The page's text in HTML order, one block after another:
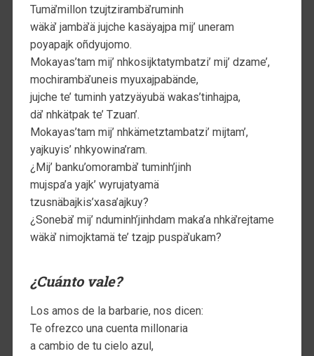
Tumä’millon tzujtzirambä’ruminh
wäkä’ jambä’ä jujche kasäyajpa mij’ uneram
poyapajk oñdyujomo.
Mokayas’tam mij’ nhkosijktatymbatzi’ mij’ dzame’,
mochirambä’uneis myuxajpabände,
jujche te’ tuminh yatzyäyubä wakas’tinhajpa,
dä’ nhkätpak te’ Tzuan’.
Mokayas’tam mij’ nhkämetztambatzi’ mijtam’,
yajkuyis’ nhkyowina’ram.
¿Mij’ banku’omorambä’ tuminh’jinh
mujspa’a yajk’ wyrujatyamä
tzusnäbajkis’xasa’ajkuy?
¿Sonebä’ mij’ nduminh’jinhdam maka’a nhkä’rejtame
wäkä’ nimojktamä te’ tzajp puspä’ukam?
¿Cuánto vale?
Los amos de la barbarie, nos dicen:
Te ofrezco una cuenta millonaria
a cambio de tu cielo azul,